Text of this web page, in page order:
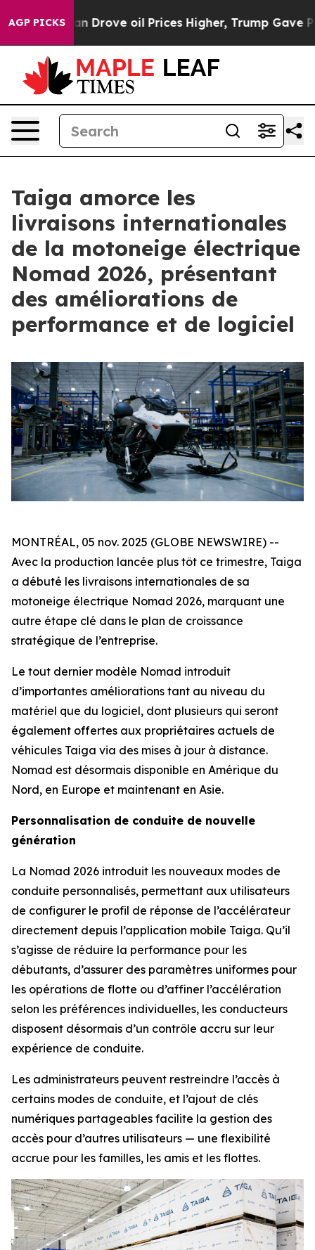
AGP PICKS
Iran Drove oil Prices Higher, Trump Gave
Taiga amorce les
livraisons internationales
de la motoneige électrique
Nomad 2026, présentant
des améliorations de
performance et de logiciel
MONTRÉAL, 05 nov. 2025 (GLOBE NEWSWIRE) --
Avec la production lancée plus tôt ce trimestre, Taiga
a débuté les livraisons internationales de sa
motoneige électrique Nomad 2026, marquant une
autre étape clé dans le plan de croissance
stratégique de l’entreprise.
Le tout dernier modèle Nomad introduit
d’importantes améliorations tant au niveau du
matériel que du logiciel, dont plusieurs qui seront
également offertes aux propriétaires actuels de
véhicules Taiga via des mises à jour à distance.
Nomad est désormais disponible en Amérique du
Nord, en Europe et maintenant en Asie.
Personnalisation de conduite de nouvelle
génération
La Nomad 2026 introduit les nouveaux modes de
conduite personnalisés, permettant aux utilisateurs
de configurer le profil de réponse de l’accélérateur
directement depuis l’application mobile Taiga. Qu’il
s’agisse de réduire la performance pour les
débutants, d’assurer des paramètres uniformes pour
les opérations de flotte ou d’affiner l’accélération
selon les préférences individuelles, les conducteurs
disposent désormais d’un contrôle accru sur leur
expérience de conduite.
Les administrateurs peuvent restreindre l’accès à
certains modes de conduite, et l’ajout de clés
numériques partageables facilite la gestion des
accès pour d’autres utilisateurs — une flexibilité
accrue pour les familles, les amis et les flottes.